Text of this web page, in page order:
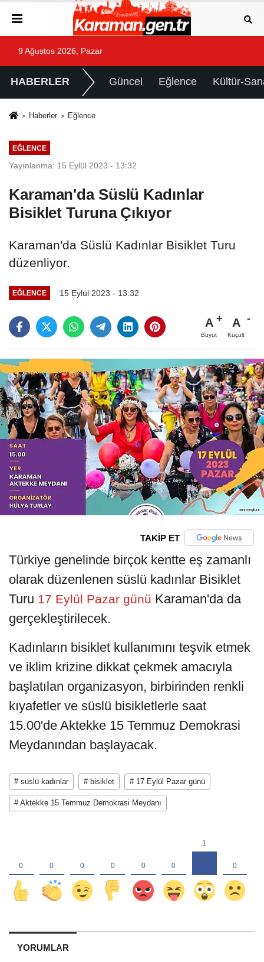
9 Ağustos 2026, Pazar
HABERLER Güncel Eğlence Kültür-
Haberler Eğlence
EĞLENCE
Yayınlanma: 15 Eylül 2023 - 13:32
Karaman'da Süslü Kadınlar
Bisiklet Turuna Çıkıyor
Karaman'da Süslü Kadınlar Bisiklet Turu
düzenliyor.
EĞLENCE 15 Eylül 2023 - 13:32
A
Büyüt
A
Küçült
TAKİP ET
Türkiye genelinde birçok kentte eş zamanlı
olarak düzenlenen süslü kadınlar Bisiklet
Turu 17 Eylül Pazar günü Karaman'da da
gerçekleştirilecek.
Kadınların bisiklet kullanımını teşvik etmek
ve iklim krizine dikkat çekmek amacıyla
başlatılan organizasyon, birbirinden renkli
kıyafetler ve süslü bisikletlerle saat
15.00'de Aktekke 15 Temmuz Demokrasi
Meydanından başlayacak.
# süslü kadınlar # bisiklet # 17 Eylül Pazar günü
# Aktekke 15 Temmuz Demokrasi Meydanı
YORUMLAR